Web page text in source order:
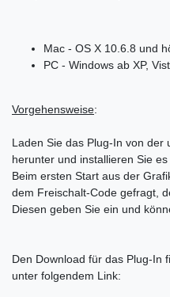
Mac - OS X 10.6.8 und
PC - Windows ab XP,
Vorgehensweise:
Laden Sie das Plug-In von der
herunter und installieren Sie
Beim ersten Start aus der
dem Freischalt-Code gefragt,
Diesen geben Sie ein und
Den Download für das Plug-In
unter folgendem Link: